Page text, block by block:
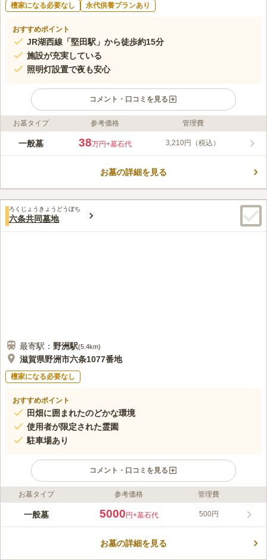
檀家になる必要なし 永代供養プランあり
おすすめポイント
JR湖西線「堅田駅」から徒歩約15分
施設が充実している
照明灯設置で夜も安心
コメント・口コミを見る
ライフドット編集部のコメント
大津市の市営霊園で、6ヶ月以上大津市の住民基本台帳への記録
方も眠れます。 20台を収容できる駐車場があり、車でお参りも
口コミ評価
この霊園はまだ誰からも評価されていません。
お墓タイプ 参考価格 管理費
一般墓 38万円+墓石代 3,210円（税込）
お墓の詳細を見る
ろくじょうきょうどうぼち
六条共同墓地
最寄駅： 野洲駅(5.4km)
滋賀県野洲市六条1077番地
檀家になる必要なし
おすすめポイント
田畑に囲まれたのどかな環境
使用者が限定された霊園
駐車場あり
コメント・口コミを見る
ライフドット編集部のコメント
周囲には田園が広がっており、静かな中でゆっくりとお墓参りが
ますが、駐車場が備えられており、近くにはバス停があります。
お墓タイプ 参考価格 管理費
一般墓 5000 円+墓石代 500円
お墓の詳細を見る